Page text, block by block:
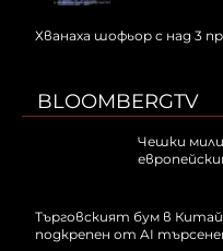
Хванаха шофьор с над 3
BLOOMBERGTV
Чешки
Търговският бум в
подкрепен от AI